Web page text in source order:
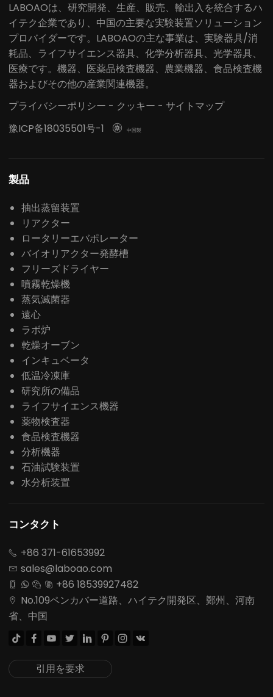
LABOAOは、研究開発、生産、販売、輸出入を統合するハ
イテク企業であり、中国の主要な実験装置ソリューション
プロバイダーです。LABOAOの主な事業は、実験器具/消
耗品、ライフサイエンス器具、化学分析器具、光学器具、
医療です。機器、医薬品検査機器、農業機器、食品検査機
器およびその他の産業関連機器。
プライバシーポリシー - クッキー - サイトマップ
豫ICP备18035501号-1
 中国製
製品
抽出蒸留装置
リアクター
ロータリーエバポレーター
バイオリアクター発酵槽
フリーズドライヤー
噴霧乾燥機
蒸気滅菌器
遠心
ラボ炉
乾燥オーブン
インキュベータ
低温冷凍庫
研究所の備品
ライフサイエンス機器
薬物検査器
食品検査機器
分析機器
石油試験装置
水分析装置
コンタクト
 +86 371-61653992
 sales@laboao.com
    +86 18539927482

No.109ペンカバー道路、ハイテク開発区、鄭州、河南
省、中国
       
引用を要求